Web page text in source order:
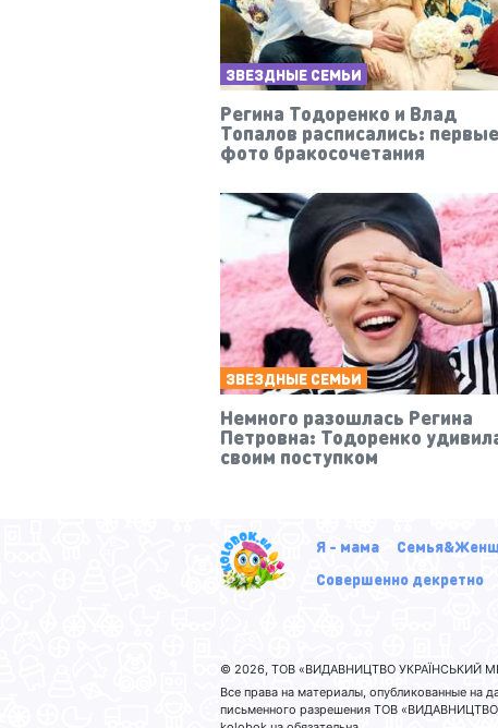
ЗВЕЗДНЫЕ СЕМЬИ
Регина Тодоренко и Влад
Топалов расписались: первые
фото бракосочетания
ЗВЕЗДНЫЕ СЕМЬИ
Немного разошлась Регина
Петровна: Тодоренко
своим поступком
Я - мама
Совершенно декретно
© 2026, ТОВ «ВИДАВНИЦТВО УКРАЇНСЬКИЙ
Все права на материалы, опубликованные
письменного разрешения ТОВ